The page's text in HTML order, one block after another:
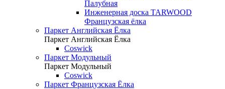
Палубная
Инженерная доска TARWOOD
Французская ёлка
Паркет Английская Ёлка
Паркет Английская Ёлка
Coswick
Паркет Модульный
Паркет Модульный
Coswick
Паркет Французская Ёлка